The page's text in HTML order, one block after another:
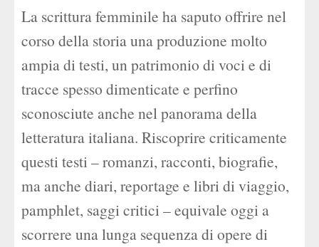
La scrittura femminile ha saputo offrire nel
corso della storia una produzione molto
ampia di testi, un patrimonio di voci e di
tracce spesso dimenticate e perfino
sconosciute anche nel panorama della
letteratura italiana. Riscoprire criticamente
questi testi – romanzi, racconti, biografie,
ma anche diari, reportage e libri di viaggio,
pamphlet, saggi critici – equivale oggi a
scorrere una lunga sequenza di opere di